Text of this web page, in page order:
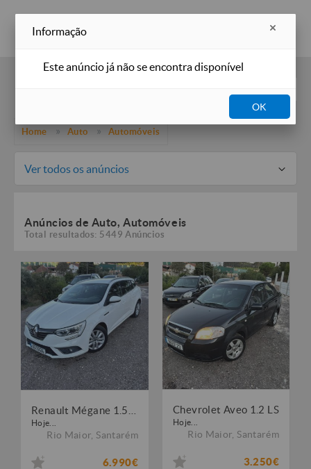
Home Auto Automóveis
Ver todos os anúncios
Anúncios de Auto, Automóveis
Total resultados: 5449 Anúncios
Hoje...
Rio Maior Santarém
6.990€
Chevrolet Aveo 1.2 LS
Hoje...
Rio Maior Santarém
3.250€
Informação
Este anúncio já não se encontra disponível
OK